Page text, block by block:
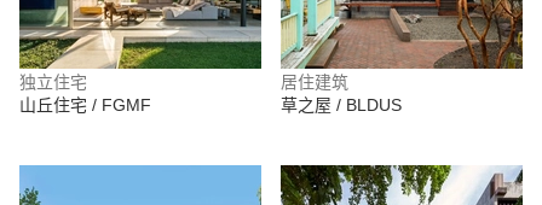
独立住宅
山丘住宅 / FGMF
居住建筑
草之屋 / BLDUS